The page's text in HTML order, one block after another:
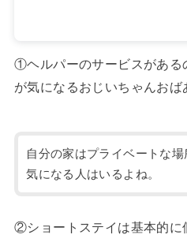
①ヘルパーのサービスがある
が気になるおじいちゃんおば
自分の家はプライベートな場
気になる人はいるよね。
②ショートステイは基本的に